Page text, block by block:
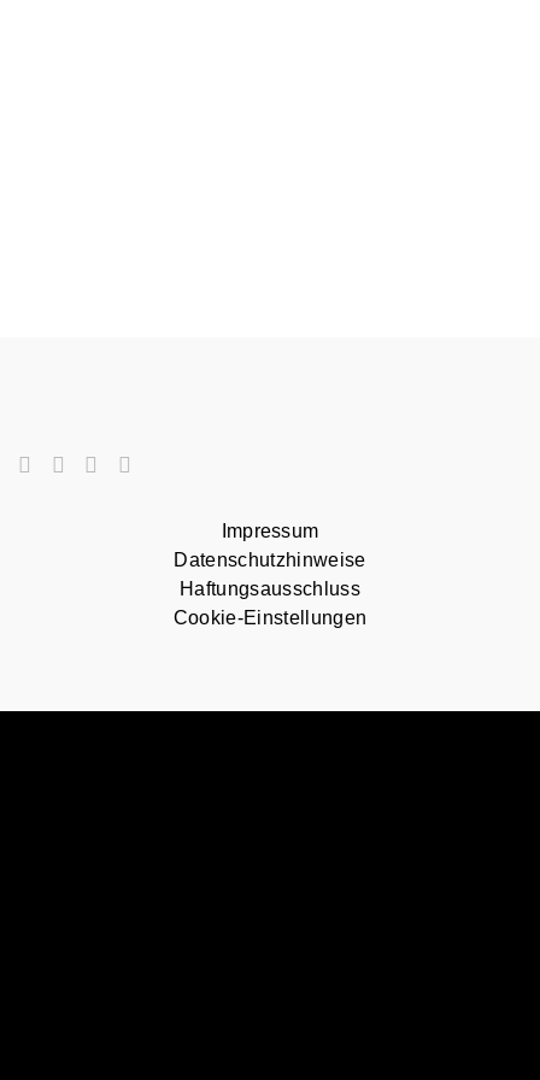
Impressum
Datenschutzhinweise
Haftungsausschluss
Cookie-Einstellungen